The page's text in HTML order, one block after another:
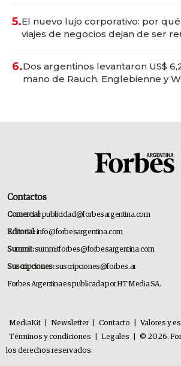
5.El nuevo lujo corporativo: por
viajes de negocios dejan de ser
6.Dos argentinos levantaron US$
mano de Rauch, Englebienne y
Contactos
Comercial:publicidad@forbesargentina.com
Editorial:info@forbesargentina.com
Summit:summitforbes@forbesargentina.com
Suscripciones:suscripciones@forbes.ar
Forbes Argentina es publicada por HT Media SA.
MediaKit Newsletter Contacto Valores y
Términos y condiciones
Legales
© 2026.
los derechos reservados.